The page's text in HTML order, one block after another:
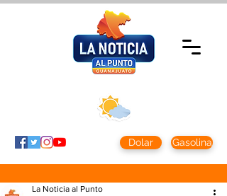
Dolar Gasolina
La Noticia al Punto